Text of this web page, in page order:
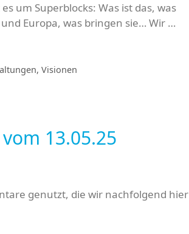
um Superblocks: Was ist das, was
Europa, was bringen sie… Wir …
, Visionen
13.05.25
genutzt, die wir nachfolgend hier